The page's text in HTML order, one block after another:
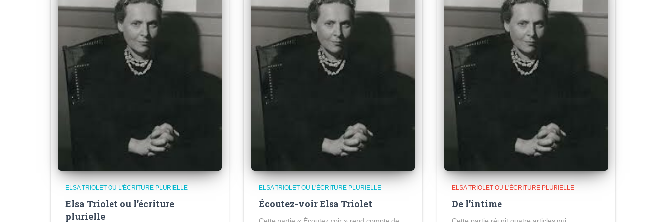
ELSA TRIOLET OU L'ÉCRITURE PLURIELLE
Elsa Triolet ou l’écriture
plurielle
ELSA TRIOLET OU L'ÉCRITURE PLURIELLE
Écoutez-voir Elsa Triolet
ELSA TRIOLET OU L'ÉCRITURE PLURIELLE
De l’intime